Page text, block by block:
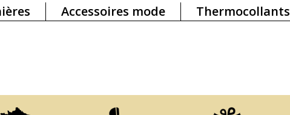
Accessoires mode Thermocollants